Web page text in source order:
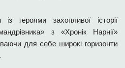
героями захопливої історії
з «Хронік Нарнії»
для себе широкі горизонти